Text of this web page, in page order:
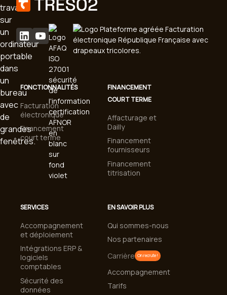
FONCTIONNALITÉS
Facturation
électronique
Financement
court terme
SERVICES
Accompagnement
et déploiement
Intégrations ERP &
logiciels
comptables
Sécurité des
données
FINANCEMENT
COURT TERME
Affacturage et
Dailly
Financement
fournisseurs
Financement
titrisation
EN SAVOIR PLUS
Qui sommes-nous
Nos partenaires
Carrière On recrute !
Accompagnement
Tarifs